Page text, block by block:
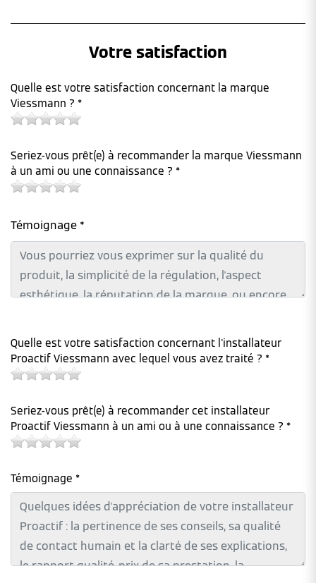
Votre satisfaction
Quelle est votre satisfaction concernant la marque
Viessmann ? *
Seriez-vous prêt(e) à recommander la marque Viessmann
à un ami ou une connaissance ? *
Témoignage *
Quelle est votre satisfaction concernant l'installateur
Proactif Viessmann avec lequel vous avez traité ? *
Seriez-vous prêt(e) à recommander cet installateur
Proactif Viessmann à un ami ou à une connaissance ? *
Témoignage *